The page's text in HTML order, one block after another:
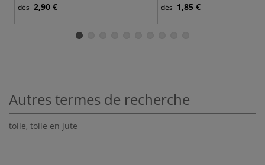
dès 2,90 € dès 1,85 €
Autres termes de recherche
toile, toile en jute